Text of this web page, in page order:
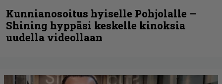
Kunnianosoitus hyiselle Pohjolalle –
Shining hyppäsi keskelle kinoksia
uudella videollaan